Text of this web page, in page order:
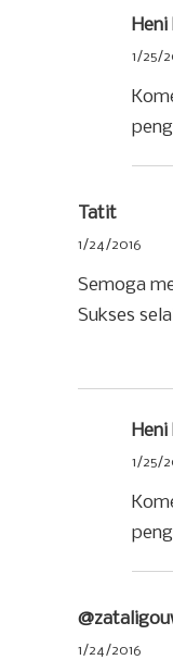
1/25/
Tatit
1/24/2016
Semoga
Sukses
1/25/
1/24/2016